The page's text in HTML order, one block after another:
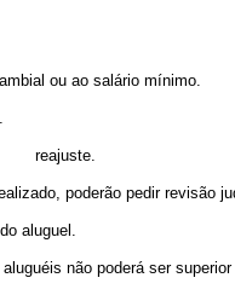
ou ao salário mínimo.
de reajuste.
poderão pedir revisão
aluguel.
não poderá ser